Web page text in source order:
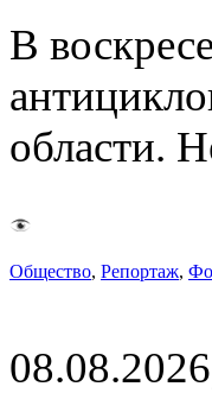
В
области.
Общество, Репортаж,